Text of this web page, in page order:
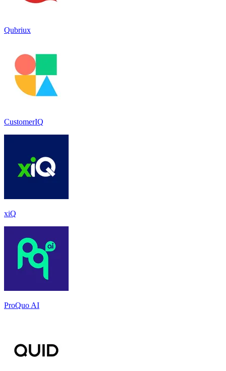
Qubriux
CustomerIQ
xiQ
ProQuo AI